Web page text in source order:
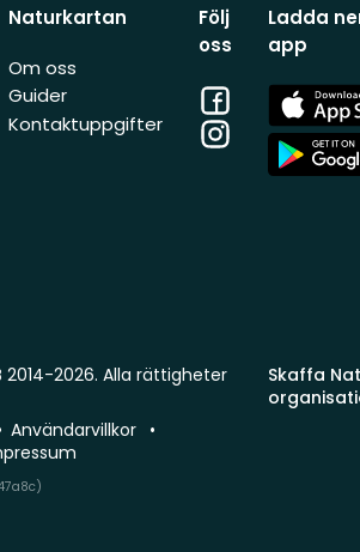
Naturkartan
Om oss
Guider
Kontaktuppgifter
Följ
oss
Facebook
Instagram
Ladda
app
App
Store
App
Store
Skaffa
2026. Alla rättigheter
Användarvillkor